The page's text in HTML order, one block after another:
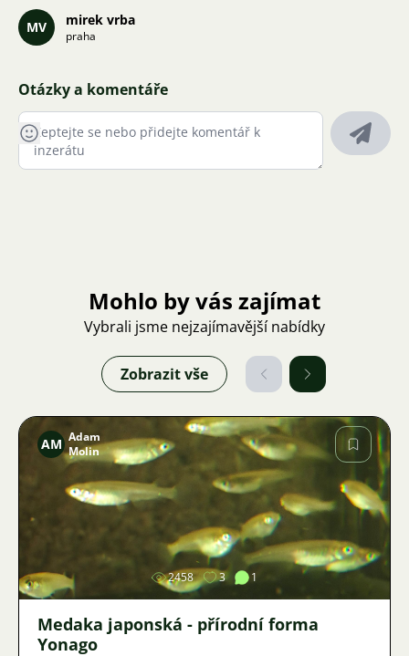
MV mirek vrba
praha
Otázky a komentáře
Mohlo by vás zajímat
Vybrali jsme nejzajímavější nabídky
Zobrazit vše
Obrázek
AM Adam
Molin
2458 3 1
Medaka japonská - přírodní forma
Yonago